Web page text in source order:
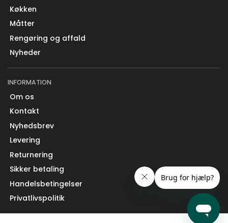
Køkken
Måtter
Rengøring og affald
Nyheder
INFORMATION
Om os
Kontakt
Nyhedsbrev
Levering
Returnering
Sikker betaling
Handelsbetingelser
Privatlivspolitik